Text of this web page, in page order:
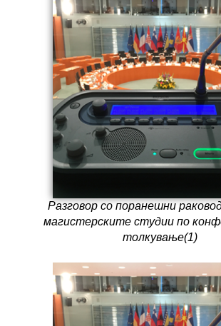
Разговор со поранешни
магистерските студии по
толкување(1)